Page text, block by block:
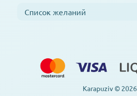
Список желаний
Karapuziv © 2026